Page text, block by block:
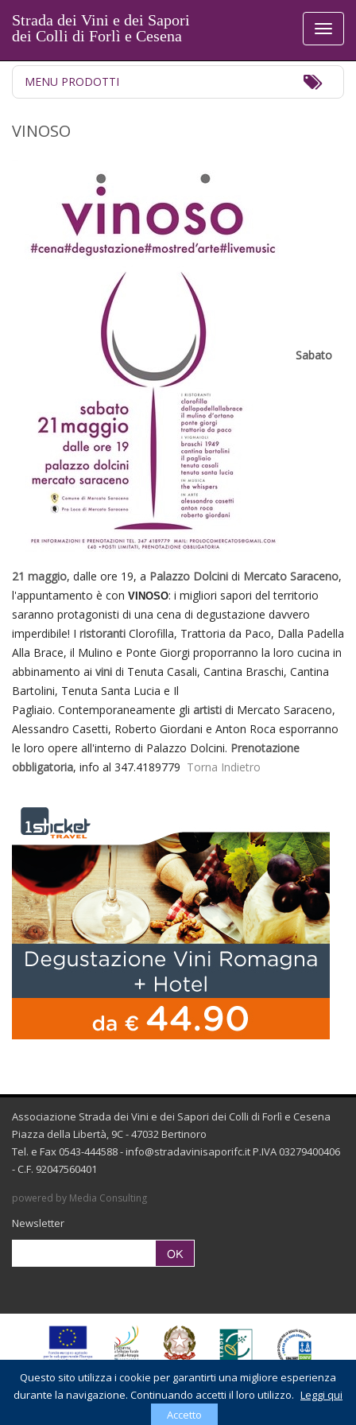
Strada dei Vini e dei Sapori
dei Colli di Forlì e Cesena
MENU PRODOTTI
VINOSO
Sabato
21 maggio, dalle ore 19, a Palazzo Dolcini di Mercato Saraceno,
l'appuntamento è con VINOSO: i migliori sapori del territorio
saranno protagonisti di una cena di degustazione davvero
imperdibile! I ristoranti Clorofilla, Trattoria da Paco, Dalla Padella
Alla Brace, il Mulino e Ponte Giorgi proporranno la loro cucina in
abbinamento ai vini di Tenuta Casali, Cantina Braschi, Cantina
Bartolini, Tenuta Santa Lucia e Il
Pagliaio. Contemporaneamente gli artisti di Mercato Saraceno,
Alessandro Casetti, Roberto Giordani e Anton Roca esporranno
le loro opere all'interno di Palazzo Dolcini. Prenotazione
obbligatoria, info al 347.4189779 Torna Indietro
Associazione Strada dei Vini e dei Sapori dei Colli di Forlì e Cesena
Piazza della Libertà, 9C - 47032 Bertinoro
Tel. e Fax 0543-444588 - info@stradavinisaporifc.it P.IVA 03279400406
- C.F. 92047560401
powered by Media Consulting
Newsletter
Questo sito utilizza i cookie per garantirti una migliore esperienza
durante la navigazione. Continuando accetti il loro utilizzo. Leggi qui
Accetto